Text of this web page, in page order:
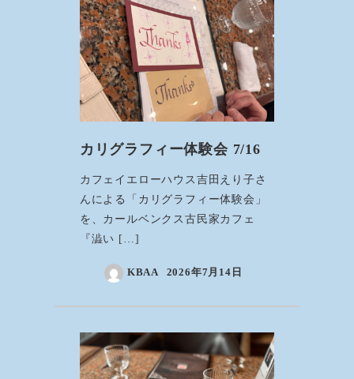
カリグラフィー体験会 7/16
カフェイエローハウス吉田えり子さ
んによる「カリグラフィー体験会」
を、カールベンクス古民家カフェ
『澁い […]
KBAA 2026年7月14日